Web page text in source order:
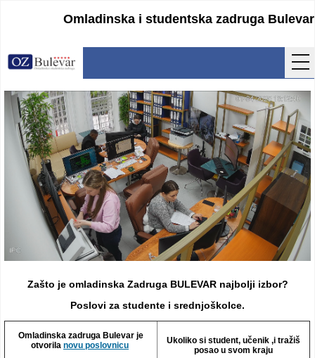
Omladinska i studentska zadruga Bulevar
Početna
Usluge
Uputstva
Cenovnik
Kontakt
Lokacija
Zašto je omladinska Zadruga BULEVAR najbolji izbor?
Poslovi za studente i srednjoškolce.
Omladinska zadruga Bulevar je
otvorila novu poslovnicu
Ukoliko si student, učenik ,i tražiš
posao u svom kraju